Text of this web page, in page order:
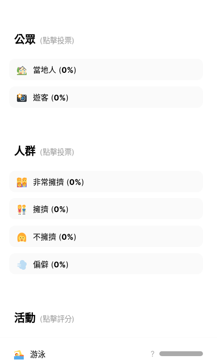
公眾
當地人 (0%)
遊客(0%)
人群
非常擁擠(0%)
擁擠(0%)
不擁擠(0%)
偏僻(0%)
活動
游泳 ?